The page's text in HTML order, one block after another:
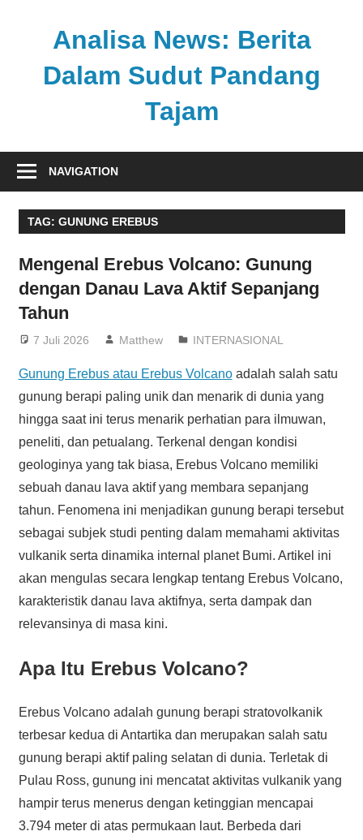
Analisa News: Berita
Dalam Sudut Pandang
Tajam
kritis
akurat
dari
politik,
dan
olahraga
NAVIGATION
TAG: GUNUNG EREBUS
Mengenal Erebus Volcano: Gunung
dengan Danau Lava Aktif Sepanjang
Tahun
7 Juli 2026 Matthew INTERNASIONAL
Gunung Erebus atau Erebus Volcanoadalah salah satu
gunung berapi paling unik dan menarik di dunia yang
hingga saat ini terus menarik perhatian para ilmuwan,
peneliti, dan petualang. Terkenal dengan kondisi
geologinya yang tak biasa, Erebus Volcano memiliki
sebuah danau lava aktif yang membara sepanjang
tahun. Fenomena ini menjadikan gunung berapi tersebut
sebagai subjek studi penting dalam memahami aktivitas
vulkanik serta dinamika internal planet Bumi. Artikel ini
akan mengulas secara lengkap tentang Erebus Volcano,
karakteristik danau lava aktifnya, serta dampak dan
relevansinya di masa kini.
Apa Itu Erebus Volcano?
Erebus Volcano adalah gunung berapi stratovolkanik
terbesar kedua di Antartika dan merupakan salah satu
gunung berapi aktif paling selatan di dunia. Terletak di
Pulau Ross, gunung ini mencatat aktivitas vulkanik yang
hampir terus menerus dengan ketinggian mencapai
3.794 meter di atas permukaan laut. Berbeda dari